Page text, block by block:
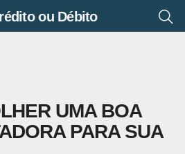
ou Débito
UMA BOA
PARA SUA